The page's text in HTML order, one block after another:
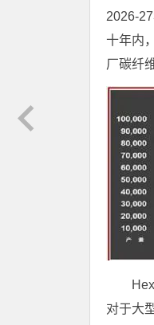
2026-
十年内
厂碳纤
对于大